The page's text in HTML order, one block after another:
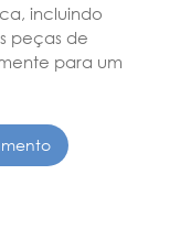
incluindo
peças de
para um